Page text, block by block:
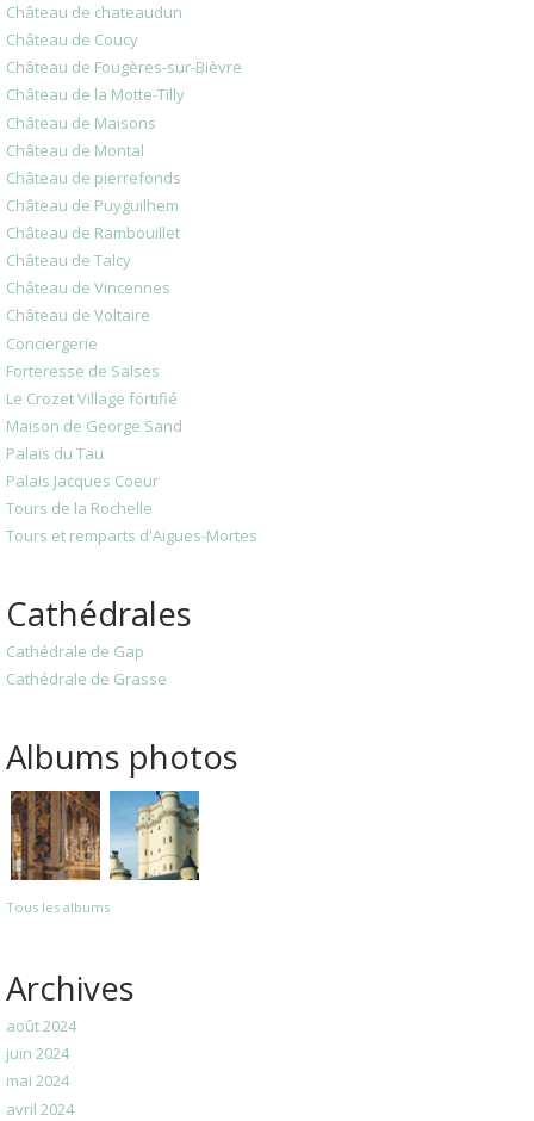
Château de chateaudun
Château de Coucy
Château de Fougères-sur-Bièvre
Château de la Motte-Tilly
Château de Maisons
Château de Montal
Château de pierrefonds
Château de Puyguilhem
Château de Rambouillet
Château de Talcy
Château de Vincennes
Château de Voltaire
Conciergerie
Forteresse de Salses
Le Crozet Village fortifié
Maison de George Sand
Palais du Tau
Palais Jacques Coeur
Tours de la Rochelle
Tours et remparts d'Aigues-Mortes
Cathédrales
Cathédrale de Gap
Cathédrale de Grasse
Albums photos
Tous les albums
Archives
août 2024
juin 2024
mai 2024
avril 2024